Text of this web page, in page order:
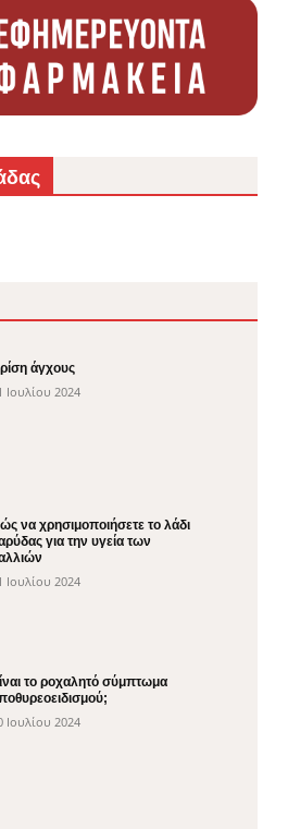
άγχους
Ιουλίου 2024
να χρησιμοποιήσετε το λάδι
για την υγεία των
Ιουλίου 2024
το ροχαλητό σύμπτωμα
Ιουλίου 2024